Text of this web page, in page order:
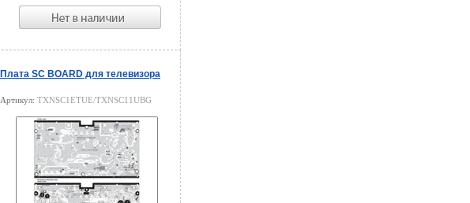
Плата SC BOARD для телевизора
Артикул: TXNSC1ETUE/TXNSC11UBG